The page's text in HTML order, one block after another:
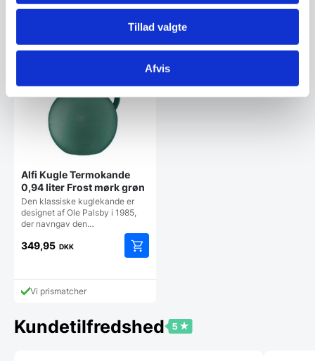
Tillad valgte
Afvis
Alfi Kugle Termokande
0,94 liter Frost mørk grøn
Den klassiske kuglekande er
designet af Ole Palsby i 1985,
der navngav den…
349,95 DKK
Vi prismatcher
Kundetilfredshed